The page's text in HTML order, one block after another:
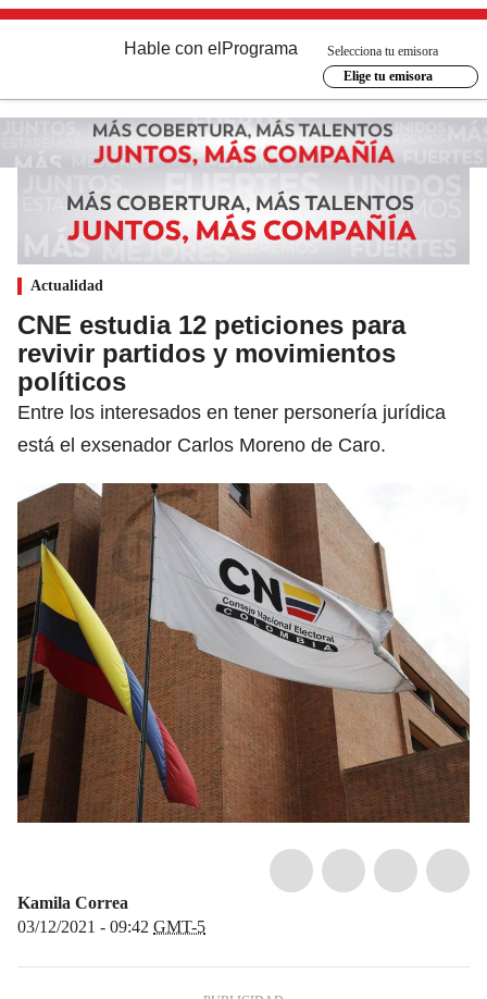
Hable con el Programa
Selecciona tu emisora
Elige tu emisora
Actualidad
CNE estudia 12 peticiones para
revivir partidos y movimientos
políticos
Entre los interesados en tener personería jurídica
está el exsenador Carlos Moreno de Caro.
Kamila Correa
03/12/2021 - 09:42 GMT-5